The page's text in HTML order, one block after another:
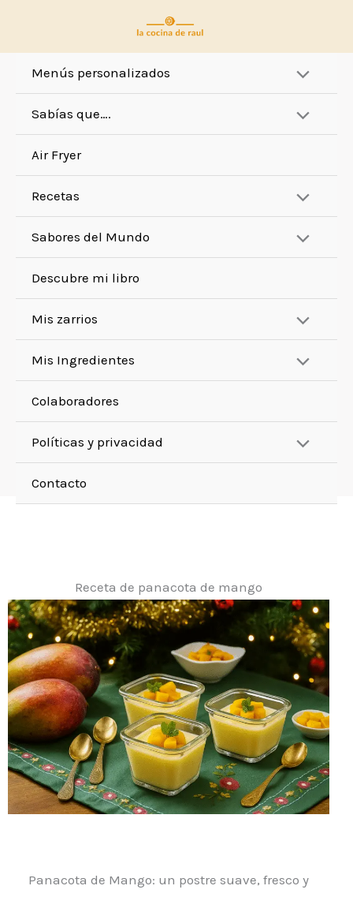
Menús personalizados
Sabías que….
Air Fryer
Recetas
Sabores del Mundo
Descubre mi libro
Mis zarrios
Mis Ingredientes
Colaboradores
Políticas y privacidad
Contacto
Receta de panacota de mango
Panacota de Mango: un postre suave, fresco y